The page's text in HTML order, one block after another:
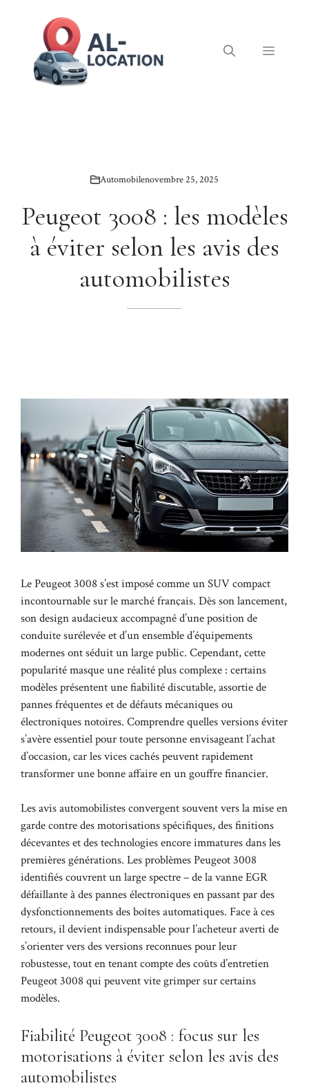
Menu
Automobilenovembre 25, 2025
Peugeot 3008 : les modèles
à éviter selon les avis des
automobilistes
Le Peugeot 3008 s’est imposé comme un SUV compact
incontournable sur le marché français. Dès son lancement,
son design audacieux accompagné d’une position de
conduite surélevée et d’un ensemble d’équipements
modernes ont séduit un large public. Cependant, cette
popularité masque une réalité plus complexe : certains
modèles présentent une fiabilité discutable, assortie de
pannes fréquentes et de défauts mécaniques ou
électroniques notoires. Comprendre quelles versions éviter
s’avère essentiel pour toute personne envisageant l’achat
d’occasion, car les vices cachés peuvent rapidement
transformer une bonne affaire en un gouffre financier.
Les avis automobilistes convergent souvent vers la mise en
garde contre des motorisations spécifiques, des finitions
décevantes et des technologies encore immatures dans les
premières générations. Les problèmes Peugeot 3008
identifiés couvrent un large spectre – de la vanne EGR
défaillante à des pannes électroniques en passant par des
dysfonctionnements des boîtes automatiques. Face à ces
retours, il devient indispensable pour l’acheteur averti de
s’orienter vers des versions reconnues pour leur
robustesse, tout en tenant compte des coûts d’entretien
Peugeot 3008 qui peuvent vite grimper sur certains
modèles.
Fiabilité Peugeot 3008 : focus sur les
motorisations à éviter selon les avis des
automobilistes